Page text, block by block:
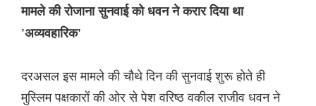
मामले की रोजाना सुनवाई को धवन ने करार दिया था
'अव्यवहारिक'
दरअसल इस मामले की चौथे दिन की सुनवाई शुरू होते ही
मुस्लिम पक्षकारों की ओर से पेश वरिष्ठ वकील राजीव धवन ने